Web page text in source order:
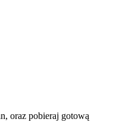
oraz pobieraj gotową